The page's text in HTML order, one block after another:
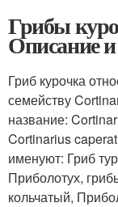
Грибы
Описание
Гриб курочка
семейству
название:
Cortinarius
именуют: Гриб
Приболотух,
кольчатый,